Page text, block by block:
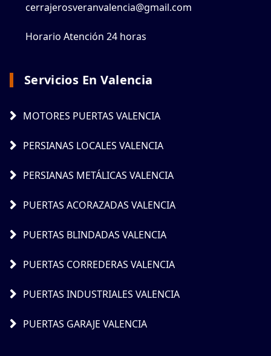
cerrajerosveranvalencia@gmail.com
Horario Atención 24 horas
Servicios En Valencia
MOTORES PUERTAS VALENCIA
PERSIANAS LOCALES VALENCIA
PERSIANAS METÁLICAS VALENCIA
PUERTAS ACORAZADAS VALENCIA
PUERTAS BLINDADAS VALENCIA
PUERTAS CORREDERAS VALENCIA
PUERTAS INDUSTRIALES VALENCIA
PUERTAS GARAJE VALENCIA